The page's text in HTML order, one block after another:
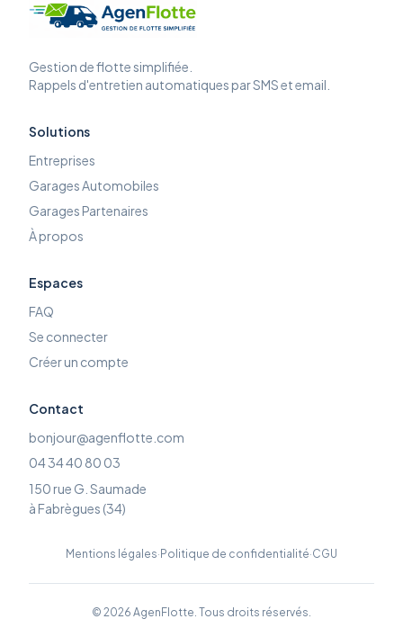
Gestion de flotte simplifiée.
Rappels d'entretien automatiques par SMS et email.
Solutions
Entreprises
Garages Automobiles
Garages Partenaires
À propos
Espaces
FAQ
Se connecter
Créer un compte
Contact
bonjour@agenflotte.com
04 34 40 80 03
150 rue G. Saumade
à Fabrègues (34)
Mentions légales· Politique de confidentialité·CGU
© 2026 AgenFlotte. Tous droits réservés.